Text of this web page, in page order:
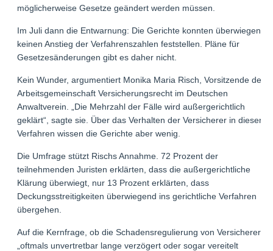
möglicherweise Gesetze geändert werden müssen.
Im Juli dann die Entwarnung: Die Gerichte konnten überwiegend
keinen Anstieg der Verfahrenszahlen feststellen. Pläne für
Gesetzesänderungen gibt es daher nicht.
Kein Wunder, argumentiert Monika Maria Risch, Vorsitzende der
Arbeitsgemeinschaft Versicherungsrecht im Deutschen
Anwaltverein. „Die Mehrzahl der Fälle wird außergerichtlich
geklärt“, sagte sie. Über das Verhalten der Versicherer in diesen
Verfahren wissen die Gerichte aber wenig.
Die Umfrage stützt Rischs Annahme. 72 Prozent der
teilnehmenden Juristen erklärten, dass die außergerichtliche
Klärung überwiegt, nur 13 Prozent erklärten, dass
Deckungsstreitigkeiten überwiegend ins gerichtliche Verfahren
übergehen.
Auf die Kernfrage, ob die Schadensregulierung von Versicherern
„oftmals unvertretbar lange verzögert oder sogar vereitelt